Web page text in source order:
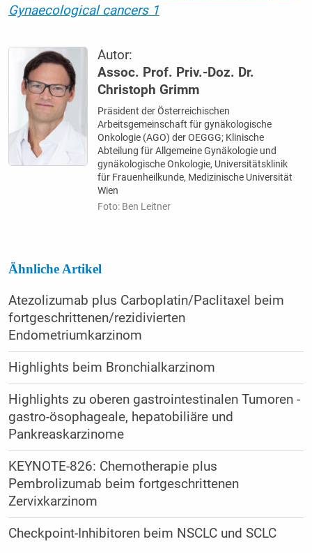
Gynaecological cancers 1
Autor:
Assoc. Prof. Priv.-Doz. Dr.
Christoph Grimm
Präsident der Österreichischen
Arbeitsgemeinschaft für gynäkologische
Onkologie (AGO) der OEGGG; Klinische
Abteilung für Allgemeine Gynäkologie und
gynäkologische Onkologie, Universitätsklinik
für Frauenheilkunde, Medizinische Universität
Wien
Foto: Ben Leitner
Ähnliche Artikel
Atezolizumab plus Carboplatin/Paclitaxel beim
fortgeschrittenen/rezidivierten
Endometriumkarzinom
Highlights beim Bronchialkarzinom
Highlights zu oberen gastrointestinalen Tumoren -
gastro-ösophageale, hepatobiliäre und
Pankreaskarzinome
KEYNOTE-826: Chemotherapie plus
Pembrolizumab beim fortgeschrittenen
Zervixkarzinom
Checkpoint-Inhibitoren beim NSCLC und SCLC